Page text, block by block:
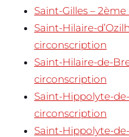
Saint-Gilles –
Saint-Hilaire-
circonscription
Saint-Hilaire-de-
circonscription
Saint-Hippolyte-
circonscription
Saint-Hippolyte-